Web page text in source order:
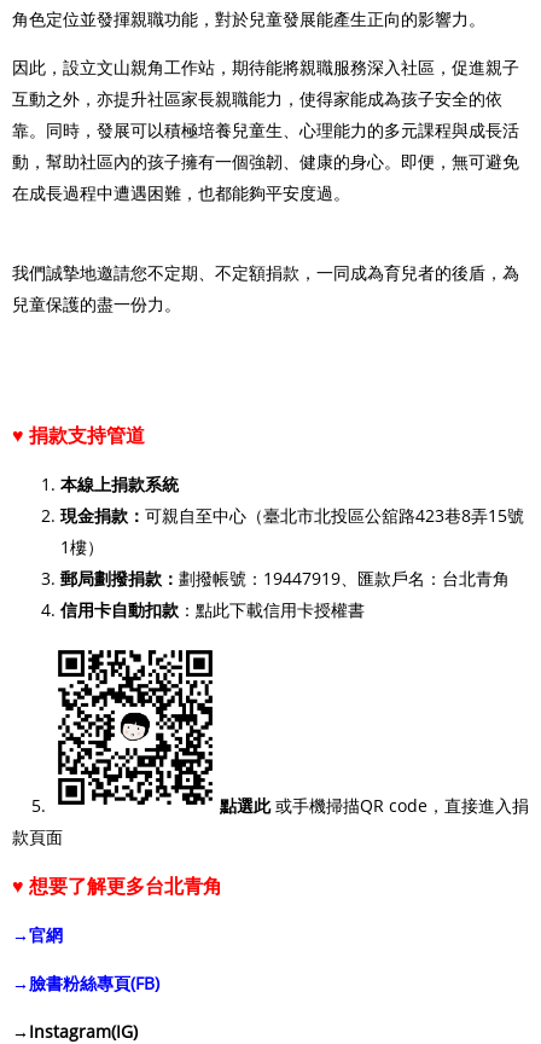
角色定位並發揮親職功能，對於兒童發展能產生正向的影響力。
因此，設立文山親角工作站，期待能將親職服務深入社區，促進親子
互動之外，亦提升社區家長親職能力，使得家能成為孩子安全的依
靠。同時，發展可以積極培養兒童生、心理能力的多元課程與成長活
動，幫助社區內的孩子擁有一個強韌、健康的身心。即便，無可避免
在成長過程中遭遇困難，也都能夠平安度過。
我們誠摯地邀請您不定期、不定額捐款，一同成為育兒者的後盾，為
兒童保護的盡一份力。
♥ 捐款支持管道
本線上捐款系統
現金捐款： 可親自至中心（臺北市北投區公舘路423巷8弄15號
1樓）
郵局劃撥捐款： 劃撥帳號：19447919、匯款戶名：台北青角
信用卡自動扣款 ： 點此下載信用卡授權書
5. 點選此或手機掃描QR code，直接進入捐
款頁面
♥ 想要了解更多台北青角
→官網
→臉書粉絲專頁(FB)
→Instagram(IG)